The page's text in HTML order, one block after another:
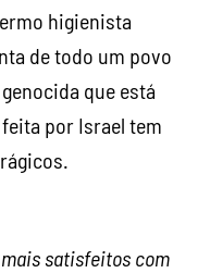
higienista
de todo um povo
que está
por Israel tem
satisfeitos com